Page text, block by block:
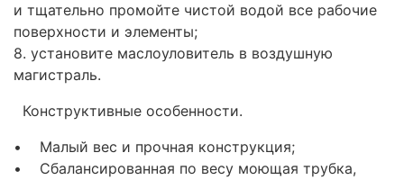
и тщательно промойте чистой водой все рабочие
поверхности и элементы;
8. установите маслоуловитель в воздушную
магистраль.
Конструктивные особенности.
• Малый вес и прочная конструкция;
• Сбалансированная по весу моющая трубка,